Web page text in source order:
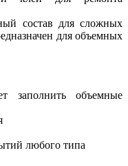
состав для сложных
для объемных
заполнить объемные
любого типа